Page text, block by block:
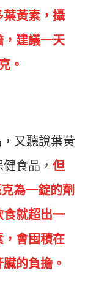
葉黃素，攝
，建議一天
。
又聽說葉黃
食品， 但
為一錠的劑
食就超出一
，會囤積在
的負擔。